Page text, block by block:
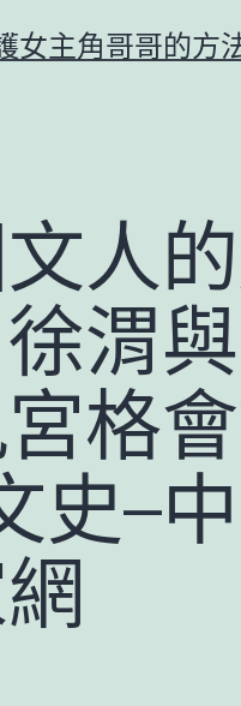
女主角哥哥的方
人
渭
格
史–